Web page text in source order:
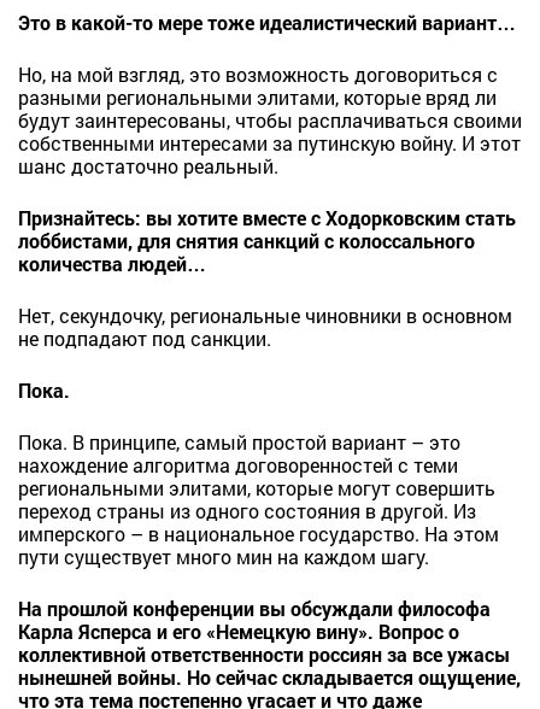
Это в какой-то мере тоже идеалистический вариант…
Но, на мой взгляд, это возможность договориться с
разными региональными элитами, которые вряд ли
будут заинтересованы, чтобы расплачиваться своими
собственными интересами за путинскую войну. И этот
шанс достаточно реальный.
Признайтесь: вы хотите вместе с Ходорковским стать
лоббистами, для снятия санкций с колоссального
количества людей…
Нет, секундочку, региональные чиновники в основном
не подпадают под санкции.
Пока.
Пока. В принципе, самый простой вариант – это
нахождение алгоритма договоренностей с теми
региональными элитами, которые могут совершить
переход страны из одного состояния в другой. Из
имперского – в национальное государство. На этом
пути существует много мин на каждом шагу.
На прошлой конференции вы обсуждали философа
Карла Ясперса и его «Немецкую вину». Вопрос о
коллективной ответственности россиян за все ужасы
нынешней войны. Но сейчас складывается ощущение,
что эта тема постепенно угасает и что даже